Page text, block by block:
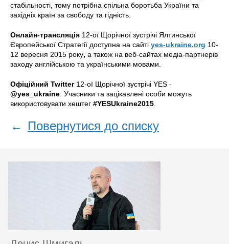
стабільності, тому потрібна спільна боротьба України та
західніх країн за свободу та гідність.
Онлайн-трансляція 12-ої Щорічної зустрічі Ялтинської
Європейської Стратегії доступна на сайті yes-ukraine.org 10-
12 вересня 2015 року, а також на веб-сайтах медіа-партнерів
заходу англійською та українськими мовами.
Офіційний Twitter12-ої Щорічної зустрічі YES -
@yes_ukraine . Учасники та зацікавлені особи можуть
використовувати хештег #YESUkraine2015
← Повернутися до списку